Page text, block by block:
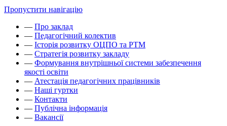
Пропустити навігацію
— Про заклад
— Педагогічний колектив
— Історія розвитку ОЦПО та РТМ
— Стратегія розвитку закладу
— Формування внутрішньої системи забезпечення
якості освіти
— Атестація педагогічних працівників
— Наші гуртки
— Контакти
— Публічна інформація
— Вакансії